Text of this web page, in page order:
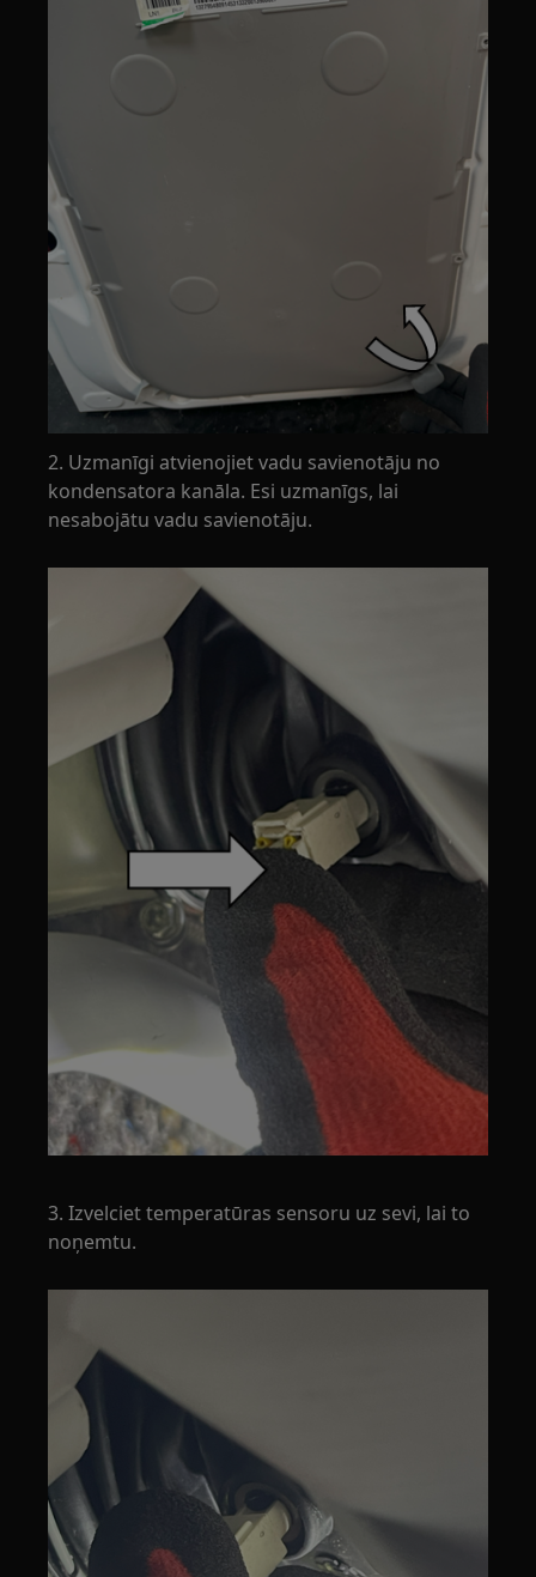
2. Uzmanīgi atvienojiet vadu savienotāju no
kondensatora kanāla. Esi uzmanīgs, lai
nesabojātu vadu savienotāju.
3. Izvelciet temperatūras sensoru uz sevi, lai to
noņemtu.